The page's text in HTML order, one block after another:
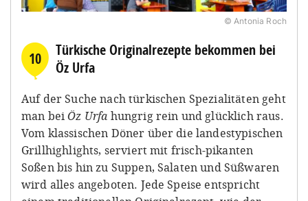
© Antonia Roch
10
Türkische Originalrezepte bekommen bei
Öz Urfa
Auf der Suche nach türkischen Spezialitäten geht
man beiÖz Urfa hungrig rein und glücklich raus.
Vom klassischen Döner über die landestypischen
Grillhighlights, serviert mit frisch-pikanten
Soßen bis hin zu Suppen, Salaten und Süßwaren
wird alles angeboten. Jede Speise entspricht